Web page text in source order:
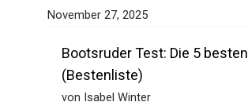
November 27, 2025
Bootsruder Test: Die 5 besten
(Bestenliste)
von Isabel Winter